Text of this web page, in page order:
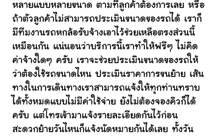
หลายแบบหลายขนาด ตามที่ลูกค้าต้องการเลย หรือ
ถ้าตัวลูกค้าไม่สามารถประเมินขนาดของรถได้ เราก็
มีทีมงานรถหกล้อรับจ้างเอาไว้ช่วยเหลือตรงส่วนนี้
เหมือนกัน แน่นอนว่าบริการนี้เราทำให้ฟรีๆ ไม่คิด
ค่าจ้างใดๆ ครับ เราจะช่วยประเมินขนาดของรถให้
ว่าต้องใช้รถขนาดไหน ประเมินราคาการขนย้าย เส้น
ทางในการเดินทางเราสามารถแจ้งให้ทุกท่านทราบ
ได้ทั้งหมดแบบไม่มีค่าใช้จ่าย ยังไม่ต้องจองคิวก็ได้
ครับ แต่โทรเข้ามาแจ้งรายละเอียดกันไว้ก่อน
สะดวกย้ายวันไหนก็แจ้งนัดหมายกันได้เลย ทั้งวัน